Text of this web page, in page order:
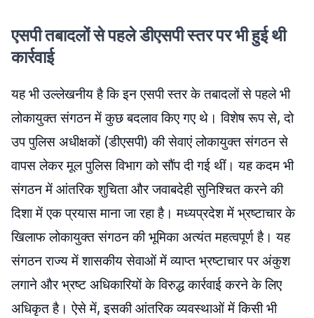
एसपी तबादलों से पहले डीएसपी स्तर पर भी हुई थी
कार्रवाई
यह भी उल्लेखनीय है कि इन एसपी स्तर के तबादलों से पहले भी
लोकायुक्त संगठन में कुछ बदलाव किए गए थे। विशेष रूप से, दो
उप पुलिस अधीक्षकों (डीएसपी) की सेवाएं लोकायुक्त संगठन से
वापस लेकर मूल पुलिस विभाग को सौंप दी गई थीं। यह कदम भी
संगठन में आंतरिक शुचिता और जवाबदेही सुनिश्चित करने की
दिशा में एक प्रयास माना जा रहा है। मध्यप्रदेश में भ्रष्टाचार के
खिलाफ लोकायुक्त संगठन की भूमिका अत्यंत महत्वपूर्ण है। यह
संगठन राज्य में शासकीय सेवाओं में व्याप्त भ्रष्टाचार पर अंकुश
लगाने और भ्रष्ट अधिकारियों के विरुद्ध कार्रवाई करने के लिए
अधिकृत है। ऐसे में, इसकी आंतरिक व्यवस्थाओं में किसी भी